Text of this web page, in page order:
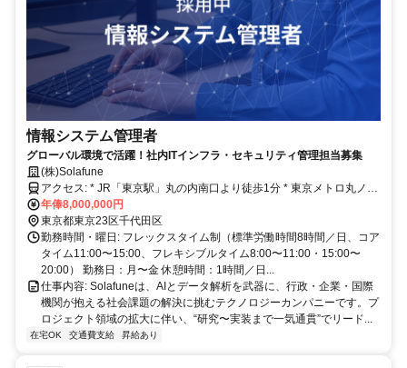
情報システム管理者
グローバル環境で活躍！社内ITインフラ・セキュリティ管理担当募集
(株)Solafune
アクセス: * JR「東京駅」丸の内南口より徒歩1分 * 東京メトロ丸ノ内
線「東京駅」直結 * 東京メトロ千代田線・半蔵門線・丸ノ内線・東西
線「大手町駅」より徒歩5分 * 東京メトロ千代田線「二重橋前駅」よ
り徒歩2分
年俸8,000,000円
東京都東京23区千代田区
勤務時間・曜日: フレックスタイム制（標準労働時間8時間／日、コア
タイム11:00〜15:00、フレキシブルタイム8:00〜11:00・15:00〜
20:00） 勤務日：月〜金 休憩時間：1時間／日...
仕事内容: Solafuneは、AIとデータ解析を武器に、行政・企業・国際
機関が抱える社会課題の解決に挑むテクノロジーカンパニーです。プ
ロジェクト領域の拡大に伴い、“研究〜実装まで一気通貫”でリード...
在宅OK 交通費支給 昇給あり